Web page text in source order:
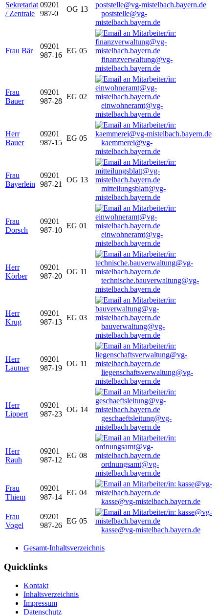
Sekretariat
/ Zentrale
09201
987-0
OG 13
poststelle@vg-
mistelbach.bayern.de
Frau Bär
09201
987-16
EG 05
finanzverwaltung@vg-
mistelbach.bayern.de
Frau
Bauer
09201
987-28
EG 02
einwohneramt@vg-
mistelbach.bayern.de
Herr
Bauer
09201
987-15
EG 05
kaemmerei@vg-
mistelbach.bayern.de
Frau
Bayerlein
09201
987-21
OG 13
mitteilungsblatt@vg-
mistelbach.bayern.de
Frau
Dorsch
09201
987-10
EG 01
einwohneramt@vg-
mistelbach.bayern.de
Herr
Körber
09201
987-20
OG 11
technische.bauverwaltung@vg-
mistelbach.bayern.de
Herr
Krug
09201
987-13
EG 03
bauverwaltung@vg-
mistelbach.bayern.de
Herr
Lautner
09201
987-19
OG 11
liegenschaftsverwaltung@vg-
mistelbach.bayern.de
Herr
Lippert
09201
987-23
OG 14
geschaeftsleitung@vg-
mistelbach.bayern.de
Herr
Rauh
09201
987-12
EG 08
ordnungsamt@vg-
mistelbach.bayern.de
Frau
Thiem
09201
987-14
EG 04
kasse@vg-mistelbach.bayern.de
Frau
Vogel
09201
987-26
EG 05
kasse@vg-mistelbach.bayern.de
Gesamt-Inhaltsverzeichnis
Quicklinks
Kontakt
Inhaltsverzeichnis
Impressum
Datenschutz